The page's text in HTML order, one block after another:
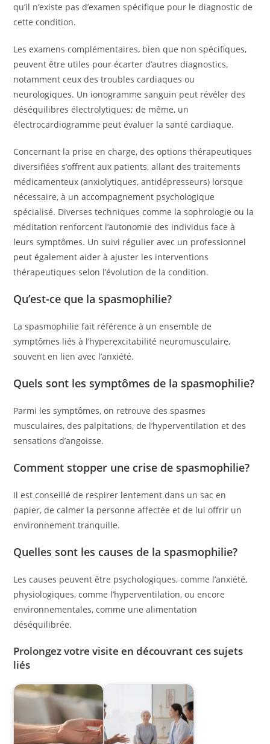
qu’il n’existe pas d’examen spécifique pour le diagnostic de
cette condition.
Les examens complémentaires, bien que non spécifiques,
peuvent être utiles pour écarter d’autres diagnostics,
notamment ceux des troubles cardiaques ou
neurologiques. Un ionogramme sanguin peut révéler des
déséquilibres électrolytiques; de même, un
électrocardiogramme peut évaluer la santé cardiaque.
Concernant la prise en charge, des options thérapeutiques
diversifiées s’offrent aux patients, allant des traitements
médicamenteux (anxiolytiques, antidépresseurs) lorsque
nécessaire, à un accompagnement psychologique
spécialisé. Diverses techniques comme la sophrologie ou la
méditation renforcent l’autonomie des individus face à
leurs symptômes. Un suivi régulier avec un professionnel
peut également aider à ajuster les interventions
thérapeutiques selon l’évolution de la condition.
Qu’est-ce que la spasmophilie?
La spasmophilie fait référence à un ensemble de
symptômes liés à l’hyperexcitabilité neuromusculaire,
souvent en lien avec l’anxiété.
Quels sont les symptômes de la spasmophilie?
Parmi les symptômes, on retrouve des spasmes
musculaires, des palpitations, de l’hyperventilation et des
sensations d’angoisse.
Comment stopper une crise de spasmophilie?
Il est conseillé de respirer lentement dans un sac en
papier, de calmer la personne affectée et de lui offrir un
environnement tranquille.
Quelles sont les causes de la spasmophilie?
Les causes peuvent être psychologiques, comme l’anxiété,
physiologiques, comme l’hyperventilation, ou encore
environnementales, comme une alimentation
déséquilibrée.
Prolongez votre visite en découvrant ces sujets
liés